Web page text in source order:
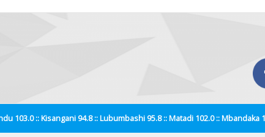
103.0 :: Kisangani 94.8 :: Lubumbashi 95.8 :: Matadi 102.0 :: Mbandaka